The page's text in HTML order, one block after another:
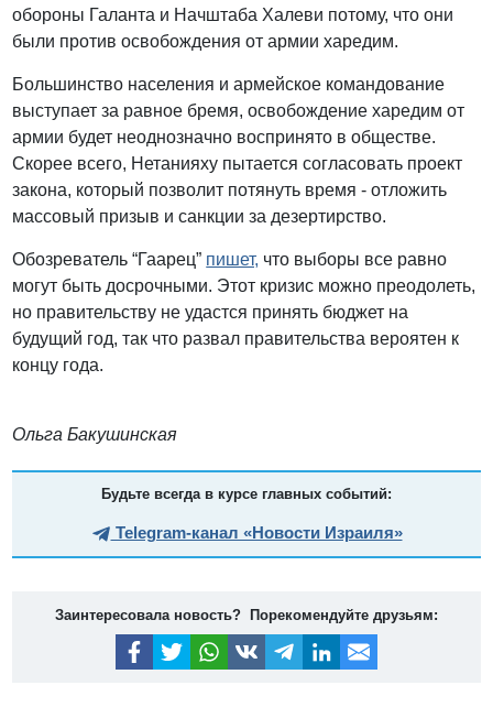
обороны Галанта и Начштаба Халеви потому, что они
были против освобождения от армии харедим.
Большинство населения и армейское командование
выступает за равное бремя, освобождение харедим от
армии будет неоднозначно воспринято в обществе.
Скорее всего, Нетанияху пытается согласовать проект
закона, который позволит потянуть время - отложить
массовый призыв и санкции за дезертирство.
Обозреватель “Гаарец” пишет, что выборы все равно
могут быть досрочными. Этот кризис можно преодолеть,
но правительству не удастся принять бюджет на
будущий год, так что развал правительства вероятен к
концу года.
Ольга Бакушинская
Будьте всегда в курсе главных событий:
Telegram-канал «Новости Израиля»
Заинтересовала новость? Порекомендуйте друзьям: